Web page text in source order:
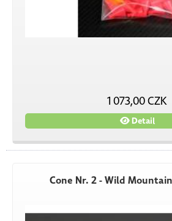
1 073,00 CZK
Detail
Cone Nr. 2 - Wild